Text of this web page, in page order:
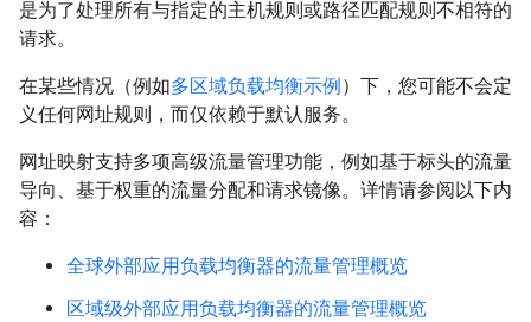
是为了处理所有与指定的主机规则或路径匹配规则不相符的
请求。
在某些情况（例如多区域负载均衡示例 ）下，您可能不会定
义任何网址规则，而仅依赖于默认服务。
网址映射支持多项高级流量管理功能，例如基于标头的流量
导向、基于权重的流量分配和请求镜像。详情请参阅以下内
容：
全球外部应用负载均衡器的流量管理概览
区域级外部应用负载均衡器的流量管理概览